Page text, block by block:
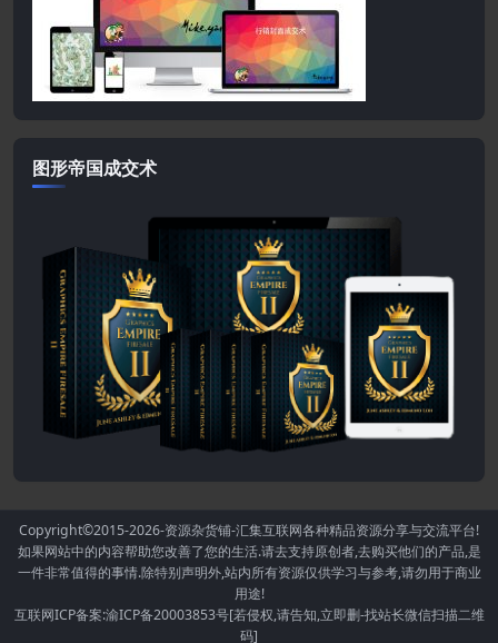
图形帝国成交术
Copyright©2015-2026-资源杂货铺-汇集互联网各种精品资源分享与交流平台!
如果网站中的内容帮助您改善了您的生活.请去支持原创者,去购买他们的产品,是
一件非常值得的事情.除特别声明外,站内所有资源仅供学习与参考,请勿用于商业
用途!
互联网ICP备案:渝ICP备20003853号[若侵权,请告知,立即删-找站长微信扫描二维
码]